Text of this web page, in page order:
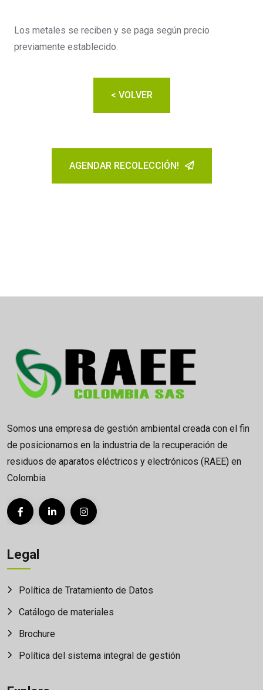
Los metales se reciben y se paga según precio
previamente establecido.
< VOLVER
AGENDAR RECOLECCIÓN!
Somos una empresa de gestión ambiental creada con el fin
de posicionarnos en la industria de la recuperación de
residuos de aparatos eléctricos y electrónicos (RAEE) en
Colombia
Legal
Política de Tratamiento de Datos
Catálogo de materiales
Brochure
Política del sistema integral de gestión